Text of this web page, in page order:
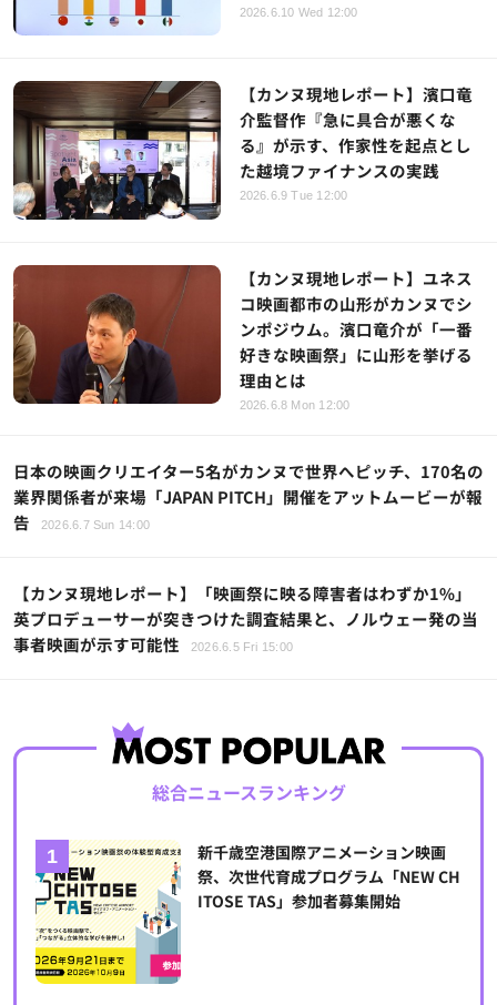
2026.6.10 Wed 12:00
【カンヌ現地レポート】濱口竜
介監督作『急に具合が悪くな
る』が示す、作家性を起点とし
た越境ファイナンスの実践
2026.6.9 Tue 12:00
【カンヌ現地レポート】ユネス
コ映画都市の山形がカンヌでシ
ンポジウム。濱口竜介が「一番
好きな映画祭」に山形を挙げる
理由とは
2026.6.8 Mon 12:00
日本の映画クリエイター5名がカンヌで世界へピッチ、170名の
業界関係者が来場「JAPAN PITCH」開催をアットムービーが報
告
2026.6.7 Sun 14:00
【カンヌ現地レポート】「映画祭に映る障害者はわずか1%」
英プロデューサーが突きつけた調査結果と、ノルウェー発の当
事者映画が示す可能性
2026.6.5 Fri 15:00
総合ニュースランキング
新千歳空港国際アニメーション映画
祭、次世代育成プログラム「NEW CH
ITOSE TAS」参加者募集開始